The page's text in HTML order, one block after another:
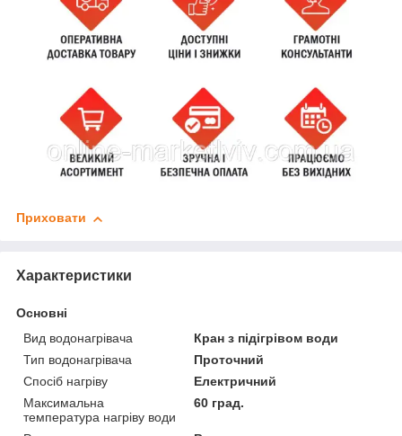
Приховати
Характеристики
Основні
Вид водонагрівача
Кран з підігрівом води
Тип водонагрівача
Проточний
Спосіб нагріву
Електричний
Максимальна
температура нагріву води
60 град.